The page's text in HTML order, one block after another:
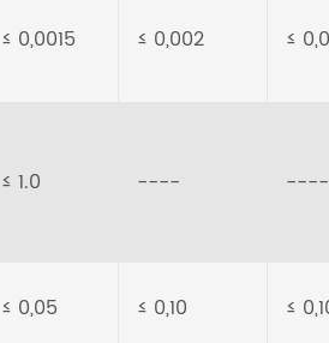
≤ 0,0015 ≤ 0,002 ≤
≤ 1.0 ---- ----
≤ 0,05 ≤ 0,10 ≤